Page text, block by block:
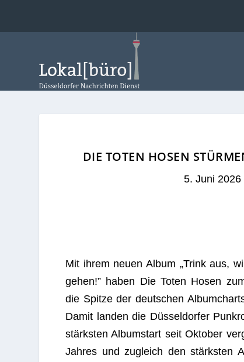
DIE TOTEN HOSEN
5. Juni 2026
Mit ihrem neuen Album „Trink aus,
gehen!” haben Die Toten Hosen
die Spitze der deut­schen
Damit lan­den die Düs­sel­dor­fer
stärks­ten Album­start seit Okto­ber
Jah­res und zugleich den stärks­ten